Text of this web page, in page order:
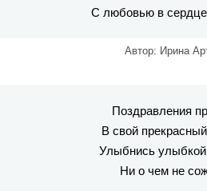
С любовью в
Автор: Ирина
Поздравления
В свой
Улыбнись
Ни о чем не